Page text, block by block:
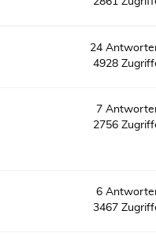
24
4928
7
2756
6
3467